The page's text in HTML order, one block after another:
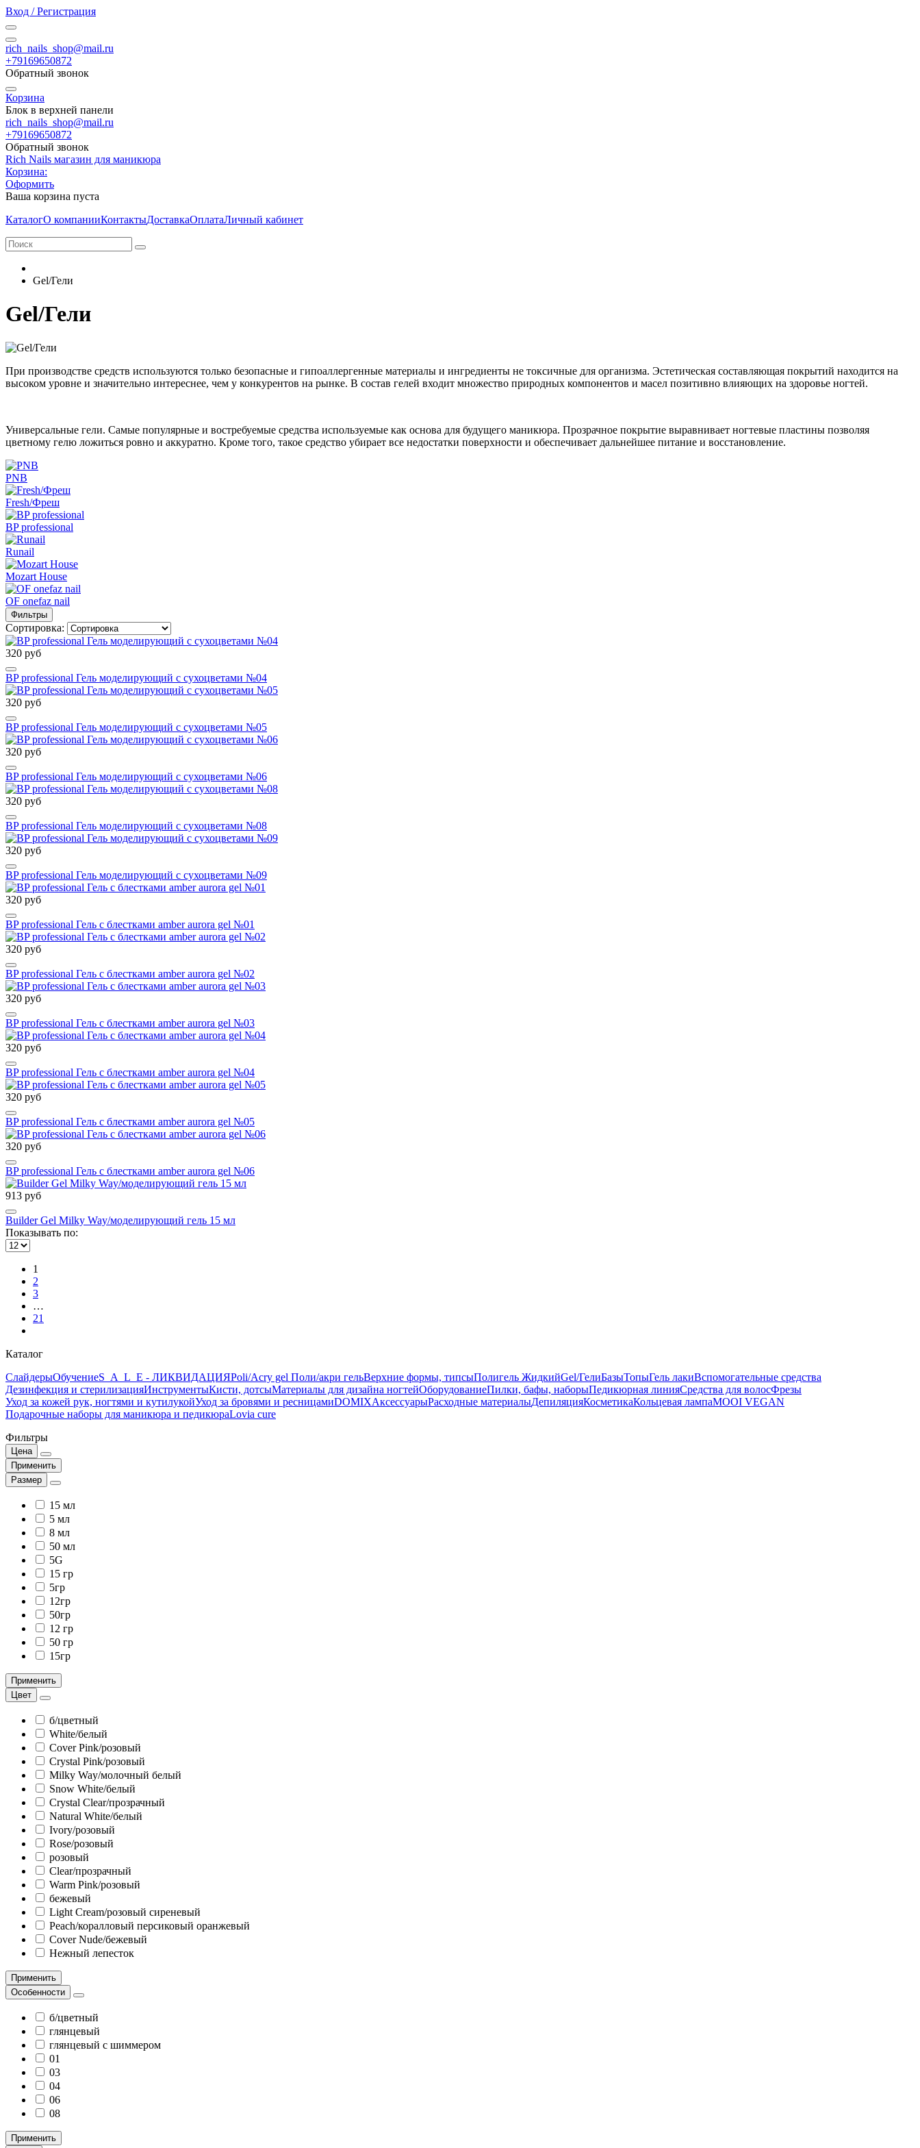
Вход / Регистрация
rich_nails_shop@mail.ru
+79169650872
Обратный звонок
Корзина
Блок в верхней панели
rich_nails_shop@mail.ru
+79169650872
Обратный звонок
Rich Nails магазин для маникюра
Корзина:
Оформить
Ваша корзина пуста
КаталогО компанииКонтактыДоставкаОплатаЛичный кабинет
Gel/Гели
Gel/Гели
При производстве средств используются только безопасные и гипоаллергенные материалы и ингредиенты не токсичные для организма. Эстетическая составляющая покрытий находится на
высоком уровне и значительно интереснее, чем у конкурентов на рынке. В состав гелей входит множество природных компонентов и масел позитивно влияющих на здоровье ногтей.
Универсальные гели. Самые популярные и востребуемые средства используемые как основа для будущего маникюра. Прозрачное покрытие выравнивает ногтевые пластины позволяя
цветному гелю ложиться ровно и аккуратно. Кроме того, такое средство убирает все недостатки поверхности и обеспечивает дальнейшее питание и восстановление.
PNB
Fresh/Фреш
BP professional
Runail
Mozart House
OF onefaz nail
Фильтры
Сортировка:
320 руб
BP professional Гель моделирующий с сухоцветами №04
320 руб
BP professional Гель моделирующий с сухоцветами №05
320 руб
BP professional Гель моделирующий с сухоцветами №06
320 руб
BP professional Гель моделирующий с сухоцветами №08
320 руб
BP professional Гель моделирующий с сухоцветами №09
320 руб
BP professional Гель с блестками amber aurora gel №01
320 руб
BP professional Гель с блестками amber aurora gel №02
320 руб
BP professional Гель с блестками amber aurora gel №03
320 руб
BP professional Гель с блестками amber aurora gel №04
320 руб
BP professional Гель с блестками amber aurora gel №05
320 руб
BP professional Гель с блестками amber aurora gel №06
913 руб
Builder Gel Milky Way/моделирующий гель 15 мл
Показывать по:
1
2
3
…
21
Каталог
СлайдерыОбучениеS_A_L_E - ЛИКВИДАЦИЯPoli/Acry gel Поли/акри гельВерхние формы, типсыПолигель ЖидкийGel/ГелиБазыТопыГель лакиВспомогательные средства
Дезинфекция и стерилизацияИнструментыКисти, дотсыМатериалы для дизайна ногтейОборудованиеПилки, бафы, наборыПедикюрная линияСредства для волосФрезы
Уход за кожей рук, ногтями и кутилукойУход за бровями и ресницамиDOMIXАксессуарыРасходные материалыДепиляцияКосметикаКольцевая лампаMOOI VEGAN
Подарочные наборы для маникюра и педикюраLovia cure
Фильтры
Цена
Применить
Размер
15 мл
5 мл
8 мл
50 мл
5G
15 гр
5гр
12гр
50гр
12 гр
50 гр
15гр
Применить
Цвет
б/цветный
White/белый
Cover Pink/розовый
Crystal Pink/розовый
Milky Way/молочный белый
Snow White/белый
Сrystal Clear/прозрачный
Natural White/белый
Ivory/розовый
Rose/розовый
розовый
Clear/прозрачный
Warm Pink/розовый
бежевый
Light Cream/розовый сиреневый
Peach/коралловый персиковый оранжевый
Cover Nude/бежевый
Нежный лепесток
Применить
Особенности
б/цветный
глянцевый
глянцевый с шиммером
01
03
04
06
08
Применить